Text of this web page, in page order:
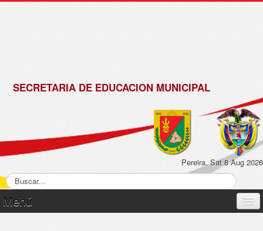
SECRETARIA DE EDUCACION MUNICIPAL
Pereira, Sat 8 Aug 2026
Menú
de